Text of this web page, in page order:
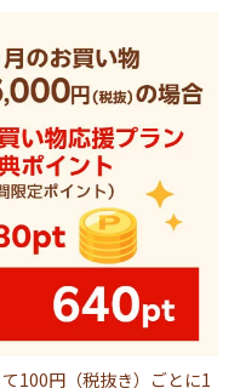
100円（税抜き）ごとに1